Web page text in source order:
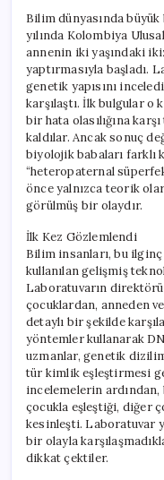
Bilim dünyasında
yılında Kolombiya
annenin iki yaşındaki
yaptırmasıyla başladı.
genetik yapısını
karşılaştı. İlk bulgular o
bir hata olasılığına
kaldılar. Ancak sonuç
biyolojik babaları farklı
“heteropaternal
önce yalnızca teorik
görülmüş bir olaydır.
İlk Kez Gözlemlendi
Bilim insanları, bu
kullanılan gelişmiş
Laboratuvarın
çocuklardan, anneden
detaylı bir şekilde
yöntemler kullanarak
uzmanlar, genetik
tür kimlik eşleştirmesi
incelemelerin ardından,
çocukla eşleştiği, diğer
kesinleşti. Laboratuvar
bir olayla
dikkat çektiler.